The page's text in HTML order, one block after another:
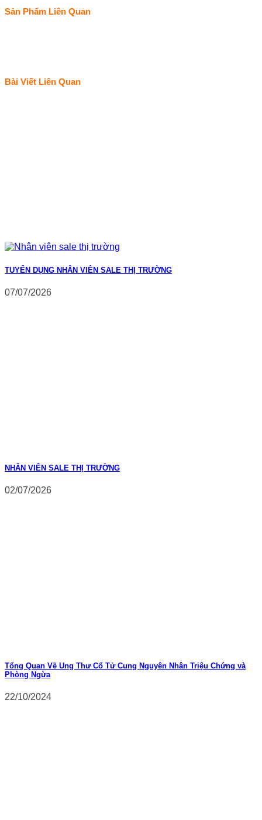
Sản Phẩm Liên Quan
Bài Viết Liên Quan
TUYỂN DỤNG NHÂN VIÊN SALE THỊ TRƯỜNG
07/07/2026
NHÂN VIÊN SALE THỊ TRƯỜNG
02/07/2026
Tổng Quan Về Ung Thư Cổ Tử Cung Nguyên Nhân Triệu Chứng và
Phòng Ngừa
22/10/2024